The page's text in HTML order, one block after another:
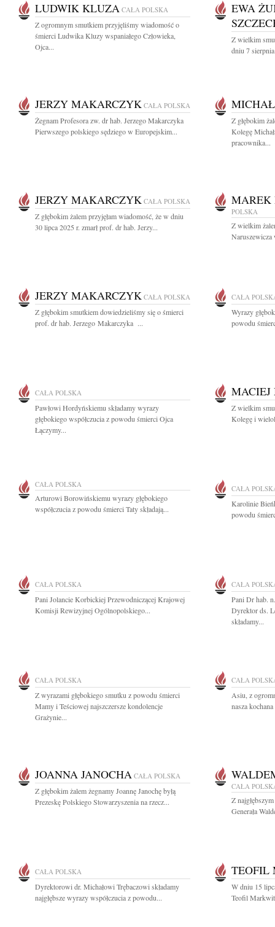
LUDWIK KLUZA CAŁA POLSKA
Z ogromnym smutkiem przyjęliśmy wiadomość o
śmierci Ludwika Kluzy wspaniałego Człowieka,
Ojca...
EWA
Z wielkim
dniu 7
JERZY MAKARCZYK CAŁA POLSKA
Żegnam Profesora zw. dr hab. Jerzego Makarczyka
Pierwszego polskiego sędziego w Europejskim...
Z głębokim
Kolegę
pracownika...
JERZY MAKARCZYK CAŁA POLSKA
Z głębokim żalem przyjęłam wiadomość, że w dniu
30 lipca 2025 r. zmarł prof. dr hab. Jerzy...
MAREK
POLSKA
Z wielkim
Naruszewicza
JERZY MAKARCZYK CAŁA POLSKA
Z głębokim smutkiem dowiedzieliśmy się o śmierci
prof. dr hab. Jerzego Makarczyka ...
CAŁA
Wyrazy
powodu
CAŁA POLSKA
Pawłowi Hordyńskiemu składamy wyrazy
głębokiego współczucia z powodu śmierci Ojca
Łączymy...
Z wielkim
Kolegę i
CAŁA POLSKA
Arturowi Borowińskiemu wyrazy głębokiego
współczucia z powodu śmierci Taty składają...
CAŁA
Karolinie
powodu
CAŁA POLSKA
Pani Jolancie Korbickiej Przewodniczącej Krajowej
Komisji Rewizyjnej Ogólnopolskiego...
CAŁA
Pani Dr hab.
Dyrektor ds.
składamy...
CAŁA POLSKA
Z wyrazami głębokiego smutku z powodu śmierci
Mamy i Teściowej najszczersze kondolencje
Grażynie...
CAŁA
Asiu, z
nasza
JOANNA JANOCHA CAŁA POLSKA
Z głębokim żalem żegnamy Joannę Janochę byłą
Prezeskę Polskiego Stowarzyszenia na rzecz...
CAŁA
Z
Generała
CAŁA POLSKA
Dyrektorowi dr. Michałowi Trębaczowi składamy
najgłębsze wyrazy współczucia z powodu...
TEOFIL
W dniu 15
Teofil